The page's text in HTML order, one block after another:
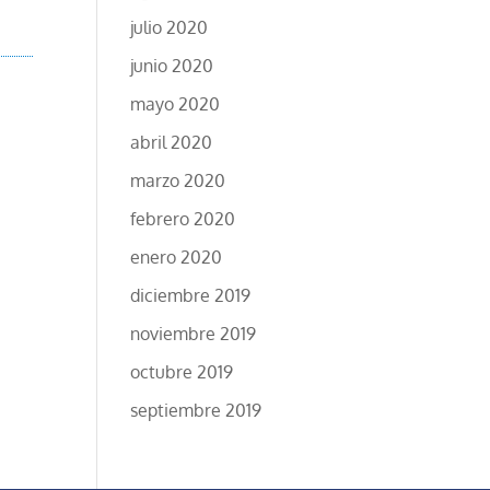
julio 2020
junio 2020
mayo 2020
abril 2020
marzo 2020
febrero 2020
enero 2020
diciembre 2019
noviembre 2019
octubre 2019
septiembre 2019